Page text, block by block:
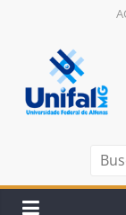
conteúdo